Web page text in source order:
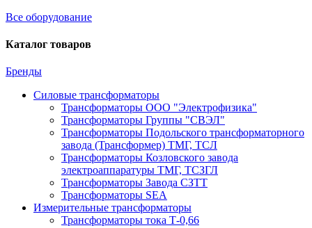
Все оборудование
Каталог товаров
Бренды
Силовые трансформаторы
Трансформаторы ООО "Электрофизика"
Трансформаторы Группы "СВЭЛ"
Трансформаторы Подольского трансформаторного
завода (Трансформер) ТМГ, ТСЛ
Трансформаторы Козловского завода
электроаппаратуры ТМГ, ТСЗГЛ
Трансформаторы Завода СЗТТ
Трансформаторы SEA
Измерительные трансформаторы
Трансформаторы тока Т-0,66